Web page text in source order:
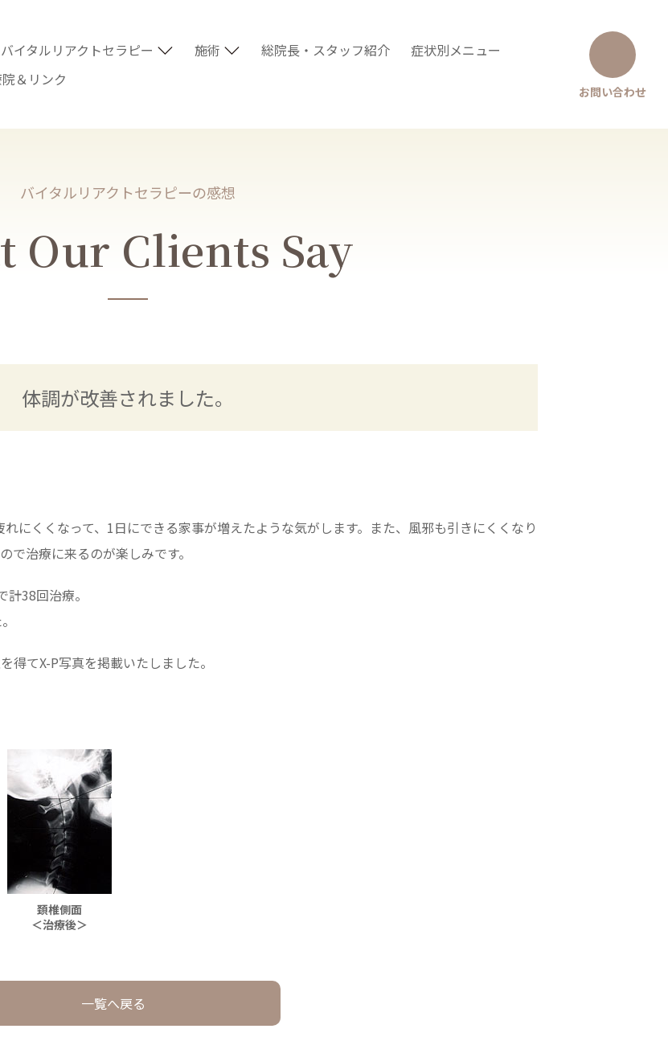
バイタルリアクトセラピー 施術 総院長・スタッフ紹介
症状別メニュー
＆リンク
お問い合わせ
バイタルリアクトセラピーの感想
Our Clients Say
体調が改善されました。
にくくなって、1日にできる家事が増えたような気がします。また、風邪も引きにくくなり
で治療に来るのが楽しみです。
38回治療。
てX-P写真を掲載いたしました。
頚椎側面
＜治療後＞
一覧へ戻る